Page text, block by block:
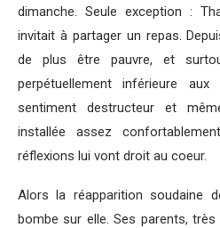
dimanche. Seule exception :
invitait à partager un repas.
de plus être pauvre, et
perpétuellement inférieure
sentiment destructeur et
installée assez
réflexions lui vont droit au coeur.
Alors la réapparition soudaine
bombe sur elle. Ses parents,